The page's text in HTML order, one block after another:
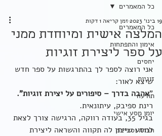
כל המאמרים
אימון והתפתחות
יחסים
זוגיות
תודעה
יומן מסע אישי
חברה וסביבה
כל המאמרים
המלצה אישית ומיוחדת ממני
על ספר ליצירת זוגיות
19 בינו׳ 2023 זמן קריאה 1 דקות
אני רוצה לספר לך בהתרגשות על ספר חדש
שיצא לאור:
"אהבה בדרך – סיפורים על יצירת זוגיות".
רינת ספיבק, עיתונאית.
בגיל 35, בעודה רווקה, הרגישה צורך לצאת
למסע שייתן לה תקווה והשראה ליצירת